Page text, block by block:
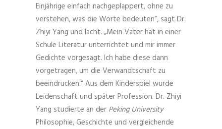
Einjährige einfach nachgeplappert, ohne zu
verstehen, was die Worte bedeuten“, sagt Dr.
Zhiyi Yang und lacht. „Mein Vater hat in einer
Schule Literatur unterrichtet und mir immer
Gedichte vorgesagt. Ich habe diese dann
vorgetragen, um die Verwandtschaft zu
beeindrucken.“ Aus dem Kinderspiel wurde
Leidenschaft und später Profession. Dr. Zhiyi
Yang studierte an der Peking University
Philosophie, Geschichte und vergleichende